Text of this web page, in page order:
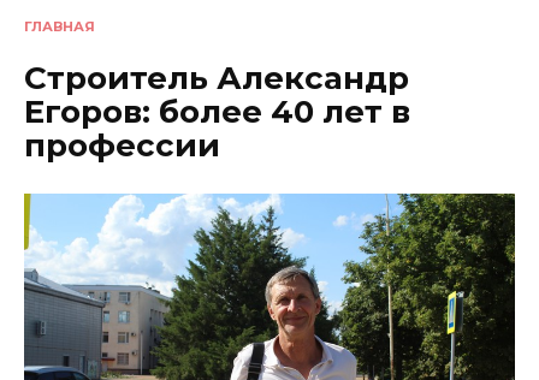
ГЛАВНАЯ
Строитель Александр
Егоров: более 40 лет в
профессии